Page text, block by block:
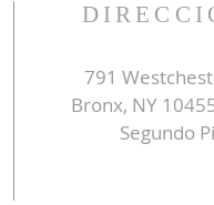
791
Bronx, NY
Segundo